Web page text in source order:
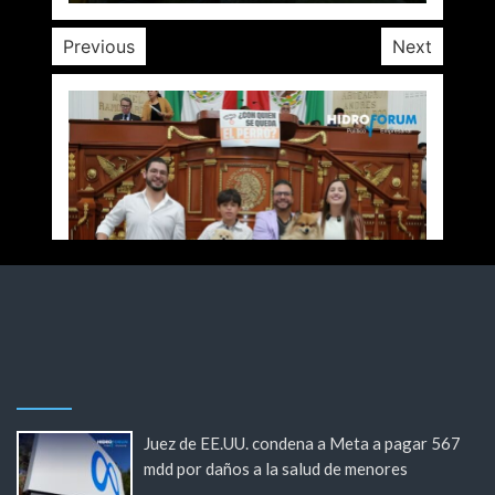
Previous Next
Juez de EE.UU. condena a Meta a pagar 567
mdd por daños a la salud de menores